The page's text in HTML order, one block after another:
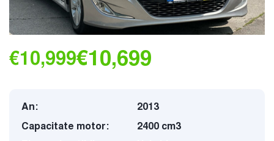
€10,999€10,699
An:
2013
Capacitate motor:
2400 cm3